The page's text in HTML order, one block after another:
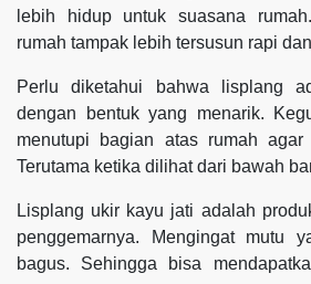
lebih hidup untuk suasana
rumah tampak lebih tersusun rapi
Perlu diketahui bahwa lisplang
dengan bentuk yang menarik.
menutupi bagian atas rumah
Terutama ketika dilihat dari bawah
Lisplang ukir kayu jati adalah
penggemarnya. Mengingat mutu
bagus. Sehingga bisa